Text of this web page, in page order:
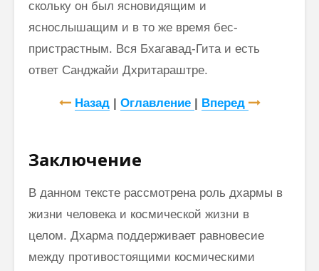
скольку он был ясновидящим и
яснослышащим и в то же время бес­
пристрастным. Вся Бхагавад-Гита и есть
ответ Санджайи Дхритараштре.
Назад| Оглавление | Вперед
Заключение
В данном тексте рассмотрена роль дхармы в
жизни человека и космической жизни в
целом. Дхарма поддерживает равновесие
между противостоящими космическими